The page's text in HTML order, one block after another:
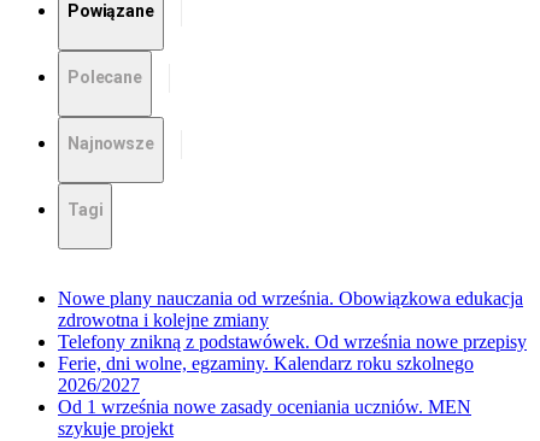
Powiązane
Polecane
Najnowsze
Tagi
Nowe plany nauczania od września. Obowiązkowa edukacja
zdrowotna i kolejne zmiany
Telefony znikną z podstawówek. Od września nowe przepisy
Ferie, dni wolne, egzaminy. Kalendarz roku szkolnego
2026/2027
Od 1 września nowe zasady oceniania uczniów. MEN
szykuje projekt